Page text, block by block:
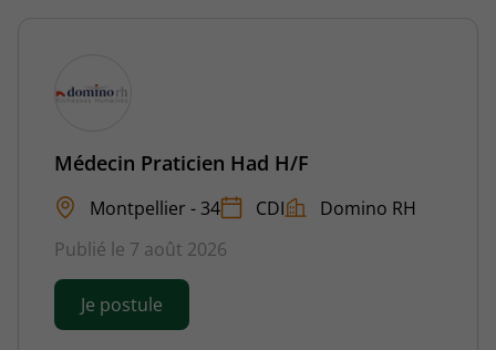
Médecin Praticien Had H/F
Montpellier - 34 CDI
Domino RH
Publié le 7 août 2026
Je postule